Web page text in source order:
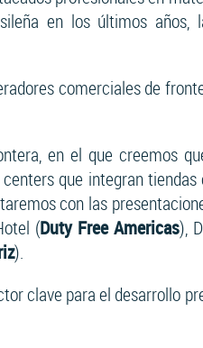
en los últimos años,
comerciales de
en el que creemos
que integran tiendas
con las
(Duty Free Americas),
).
clave para el desarrollo